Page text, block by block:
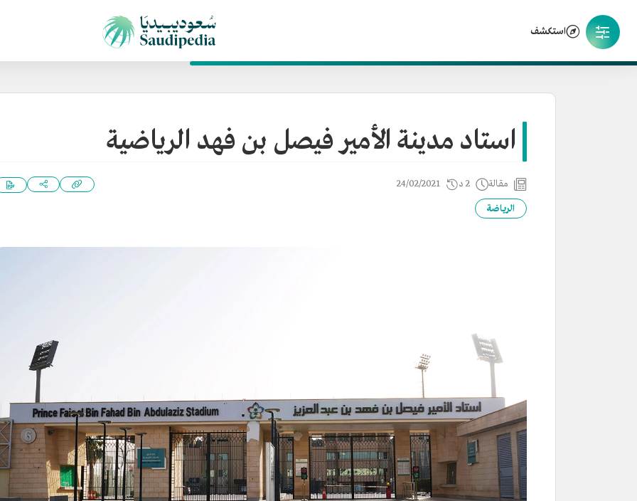
استكشف
استاد مدينة الأمير فيصل بن فهد الرياضية
مقالة 2 د 24/02/2021
الرياضة